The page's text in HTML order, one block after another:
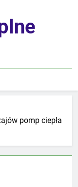
pomp ciepła